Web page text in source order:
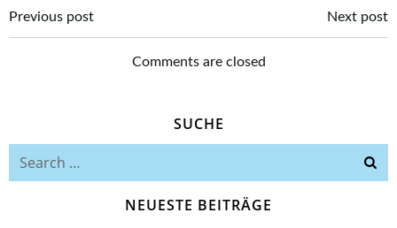
Beitragsnavigation
Previous post Next post
Comments are closed
SUCHE
NEUESTE BEITRÄGE